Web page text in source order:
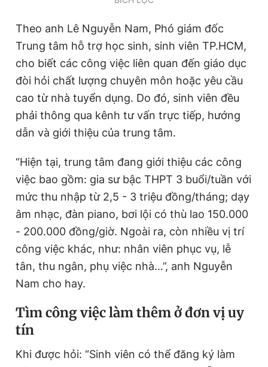
Theo anh Lê Nguyễn Nam, Phó giám đốc
Trung tâm hỗ trợ học sinh, sinh viên TP.HCM,
cho biết các công việc liên quan đến giáo dục
đòi hỏi chất lượng chuyên môn hoặc yêu cầu
cao từ nhà tuyển dụng. Do đó, sinh viên đều
phải thông qua kênh tư vấn trực tiếp, hướng
dẫn và giới thiệu của trung tâm.
“Hiện tại, trung tâm đang giới thiệu các công
việc bao gồm: gia sư bậc THPT 3 buổi/tuần với
mức thu nhập từ 2,5 - 3 triệu đồng/tháng; dạy
âm nhạc, đàn piano, bơi lội có thù lao 150.000
- 200.000 đồng/giờ. Ngoài ra, còn nhiều vị trí
công việc khác, như: nhân viên phục vụ, lễ
tân, thu ngân, phụ việc nhà…”, anh Nguyễn
Nam cho hay.
Tìm công việc làm thêm ở đơn vị uy
tín
Khi được hỏi: “Sinh viên có thể đăng ký làm